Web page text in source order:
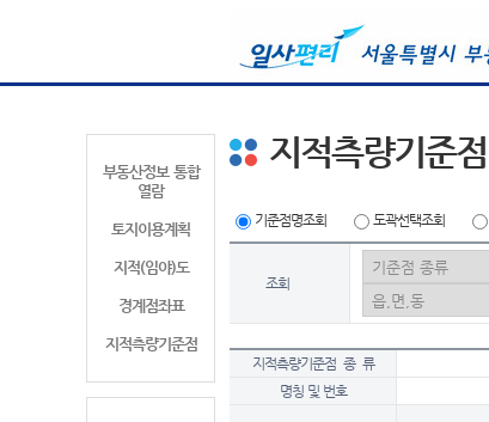
부동산정보 통합
열람
토지이용계획
지적(임야)도
경계점좌표
지적측량기준점
지적측량기준
기준점명조회 도곽선택조회
조회
지적측량기준점 종 류
명칭 및 번호